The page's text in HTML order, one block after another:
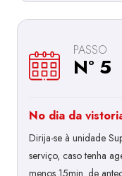
PASSO
Nº 5
No dia da
Dirija-se à unidade
serviço, caso tenha
menos 15min. de